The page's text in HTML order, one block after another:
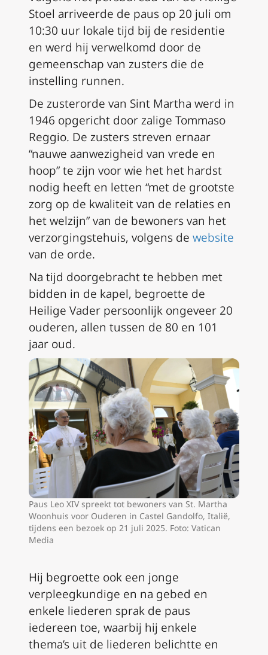
Stoel arriveerde de paus op 20 juli om
10:30 uur lokale tijd bij de residentie
en werd hij verwelkomd door de
gemeenschap van zusters die de
instelling runnen.
De zusterorde van Sint Martha werd in
1946 opgericht door zalige Tommaso
Reggio. De zusters streven ernaar
“nauwe aanwezigheid van vrede en
hoop” te zijn voor wie het het hardst
nodig heeft en letten “met de grootste
zorg op de kwaliteit van de relaties en
het welzijn” van de bewoners van het
verzorgingstehuis, volgens de website
van de orde.
Na tijd doorgebracht te hebben met
bidden in de kapel, begroette de
Heilige Vader persoonlijk ongeveer 20
ouderen, allen tussen de 80 en 101
jaar oud.
Paus Leo XIV spreekt tot bewoners van St. Martha
Woonhuis voor Ouderen in Castel Gandolfo, Italië,
tijdens een bezoek op 21 juli 2025. Foto: Vatican
Media
Hij begroette ook een jonge
verpleegkundige en na gebed en
enkele liederen sprak de paus
iedereen toe, waarbij hij enkele
thema’s uit de liederen belichtte en